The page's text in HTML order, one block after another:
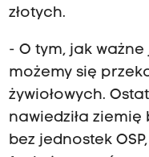
złotych.
- O tym, jak
możemy się
żywiołowych.
nawiedziła ziemię
bez jednostek